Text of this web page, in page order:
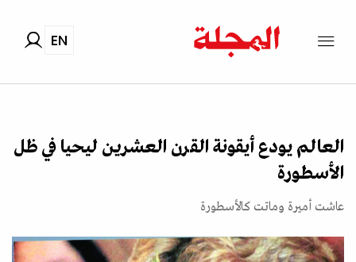
EN
العالم يودع أيقونة القرن العشرين ليحيا في ظل
الأسطورة
عاشت أميرة وماتت كالأسطورة